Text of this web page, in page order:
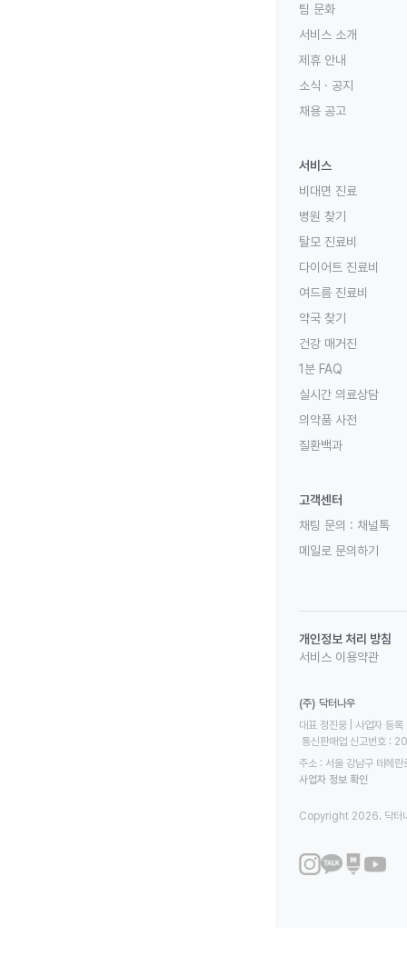
팀 문화
서비스 소개
제휴 안내
소식 · 공지
채용 공고
서비스
비대면 진료
병원 찾기
탈모 진료비
다이어트 진료비
여드름 진료비
약국 찾기
건강 매거진
1분 FAQ
실시간 의료상담
의약품 사전
질환백과
고객센터
채팅 문의 : 채널톡
메일로 문의하기
개인정보 처리 방침
서비스 이용약관
(주) 닥터나우
대표 정진웅 | 사업자
통신판매업 신고번호
주소 : 서울 강남구 테헤
사업자 정보 확인
Copyright 2026. 닥터